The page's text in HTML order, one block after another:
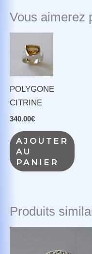
Vous aimerez
POLYGONE
CITRINE
340.00€
AJOUTER
AU
PANIER
Produits